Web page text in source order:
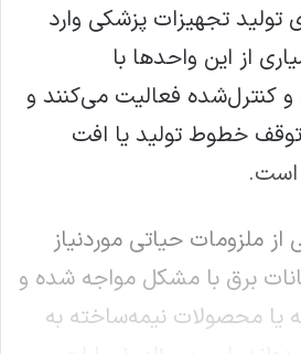
تجهیزات پزشکی وارد
از این واحدها با
فعالیت می‌کنند و
توقف خطوط تولید یا افت
است.
از ملزومات حیاتی موردنیاز
برق با مشکل مواجه شده و
یا محصولات نیمه‌ساخته به